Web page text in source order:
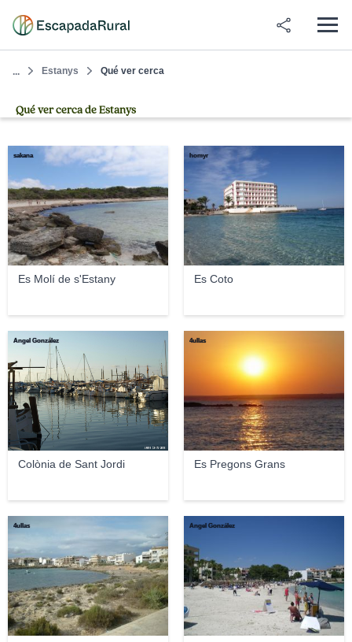
... Estanys Qué ver cerca
Qué ver cerca de Estanys
Es Molí de s'Estany
sakana
Es Coto
homyr
Colònia de Sant Jordi
Ángel González
Es Pregons Grans
4ullas
4ullas Ángel González